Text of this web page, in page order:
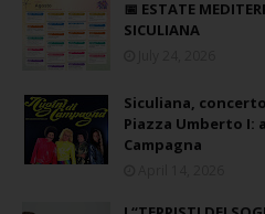
📅 ESTATE
SICULIANA
Siculiana,
Piazza Umberto I:
Campagna